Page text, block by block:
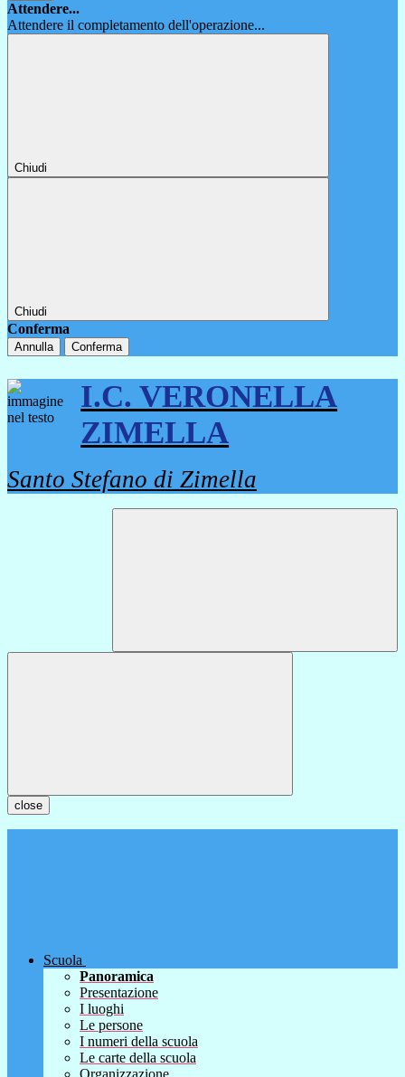
Attendere...
Attendere il completamento dell'operazione...
Chiudi
Chiudi
Conferma
Annulla Conferma
I.C. VERONELLA
ZIMELLA
Santo Stefano di Zimella
close
Scuola
Panoramica
Presentazione
I luoghi
Le persone
I numeri della scuola
Le carte della scuola